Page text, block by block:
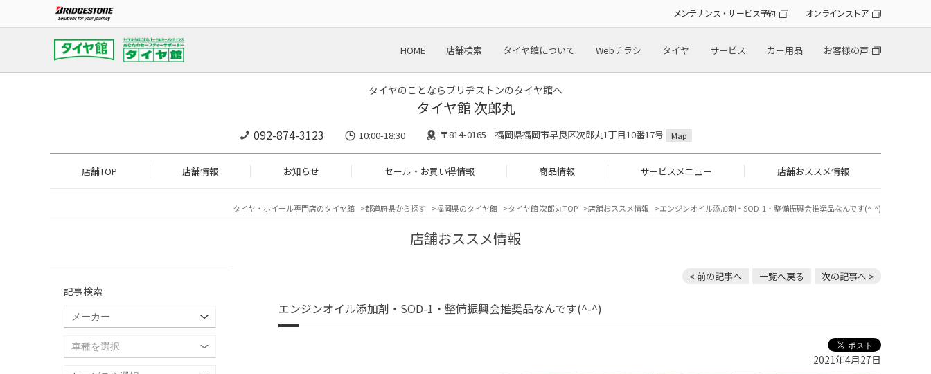
メンテナンス・サービス予約 オンラインストア
HOME 店舗検索 タイヤ館について Webチラシ タイヤ サービス カー用品 お客様の声
タイヤのことならブリヂストンのタイヤ館へ
タイヤ館 次郎丸
092-874-3123 10:00-18:30 〒814-0165 福岡県福岡市早良区次郎丸1丁目10番17号 Map
店舗TOP 店舗情報 お知らせ セール・お買い得情報 商品情報 サービスメニュー 店舗おススメ情報
タイヤ・ホイール専門店のタイヤ館 都道府県から探す 福岡県のタイヤ館 タイヤ館 次郎丸TOP 店舗おススメ情報 エンジンオイル添加剤・SOD-1・整備振興会推奨品なんです(^-^)
店舗おススメ情報
< 前の記事へ 一覧へ戻る 次の記事へ >
エンジンオイル添加剤・SOD-1・整備振興会推奨品なんです(^-^)
2021年4月27日
記事検索